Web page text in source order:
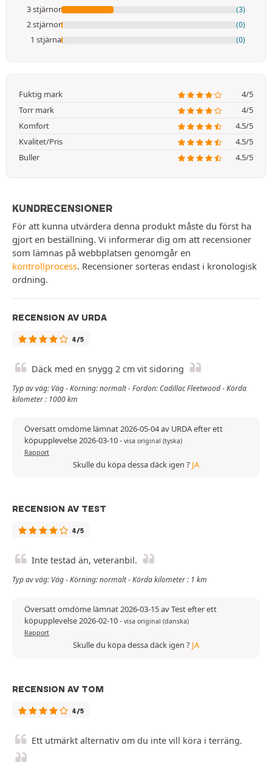
3 stjärnor (3)
2 stjärnor (0)
1 stjärna (0)
Fuktig mark
4/5
Torr mark
4/5
Komfort
4.5/5
Kvalitet/Pris
4.5/5
Buller
4.5/5
KUNDRECENSIONER
För att kunna utvärdera denna produkt måste du först ha
gjort en beställning. Vi informerar dig om att recensioner
som lämnas på webbplatsen genomgår en
kontrollprocess. Recensioner sorteras endast i kronologisk
ordning.
RECENSION AV URDA
4/5
Däck med en snygg 2 cm vit sidoring
Typ av väg: Väg - Körning: normalt - Fordon: Cadillac Fleetwood - Körda
kilometer : 1000 km
Översatt omdöme lämnat 2026-05-04 av URDA efter ett
köpupplevelse 2026-03-10- visa original (tyska)
Rapport
Skulle du köpa dessa däck igen ? JA
RECENSION AV TEST
4/5
Inte testad än, veteranbil.
Typ av väg: Väg - Körning: normalt - Körda kilometer : 1 km
Översatt omdöme lämnat 2026-03-15 av Test efter ett
köpupplevelse 2026-02-10- visa original (danska)
Rapport
Skulle du köpa dessa däck igen ? JA
RECENSION AV TOM
4/5
Ett utmärkt alternativ om du inte vill köra i terräng.